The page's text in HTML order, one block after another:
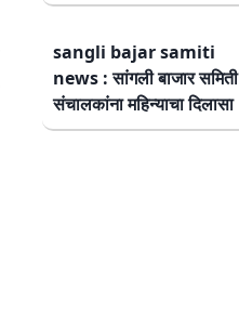
sangli bajar samiti
news : सांगली बाजार समिती
संचालकांना महिन्याचा दिलासा